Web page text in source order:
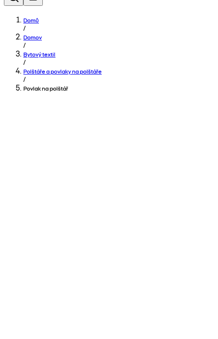
Domů
/
Domov
/
Bytový textil
/
Polštáře a povlaky na polštáře
/
Povlak na polštář